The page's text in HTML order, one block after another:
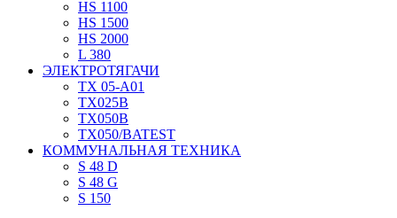
HS 1100
HS 1500
HS 2000
L 380
ЭЛЕКТРОТЯГАЧИ
TX 05-A01
TX025В
TX050В
TX050/BATEST
КОММУНАЛЬНАЯ ТЕХНИКА
S 48 D
S 48 G
S 150